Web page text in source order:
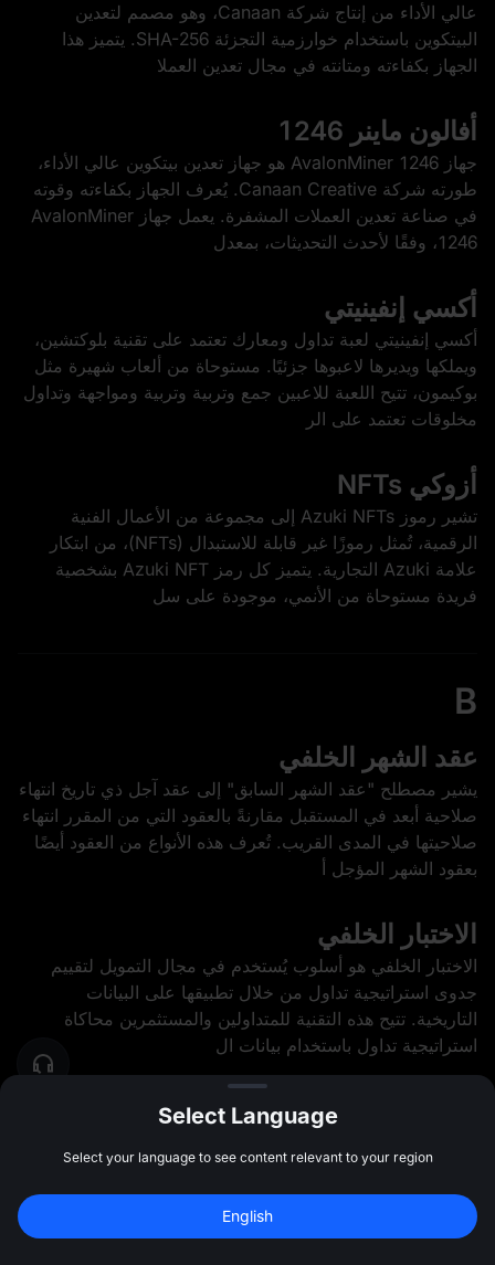
عالي الأداء من إنتاج شركة Canaan، وهو مصمم لتعدين
البيتكوين باستخدام خوارزمية التجزئة SHA-256. يتميز هذا
الجهاز بكفاءته ومتانته في مجال تعدين العملا
أفالون ماينر 1246
جهاز AvalonMiner 1246 هو جهاز تعدين بيتكوين عالي الأداء،
طورته شركة Canaan Creative. يُعرف الجهاز بكفاءته وقوته
في صناعة تعدين العملات المشفرة. يعمل جهاز AvalonMiner
1246، وفقًا لأحدث التحديثات، بمعدل
أكسي إنفينيتي
أكسي إنفينيتي لعبة تداول ومعارك تعتمد على تقنية بلوكتشين،
ويملكها ويديرها لاعبوها جزئيًا. مستوحاة من ألعاب شهيرة مثل
بوكيمون، تتيح اللعبة للاعبين جمع وتربية وتربية ومواجهة وتداول
مخلوقات تعتمد على الر
أزوكي NFTs
تشير رموز Azuki NFTs إلى مجموعة من الأعمال الفنية
الرقمية، تُمثل رموزًا غير قابلة للاستبدال (NFTs)، من ابتكار
علامة Azuki التجارية. يتميز كل رمز Azuki NFT بشخصية
فريدة مستوحاة من الأنمي، موجودة على سل
B
عقد الشهر الخلفي
يشير مصطلح "عقد الشهر السابق" إلى عقد آجل ذي تاريخ انتهاء
صلاحية أبعد في المستقبل مقارنةً بالعقود التي من المقرر انتهاء
صلاحيتها في المدى القريب. تُعرف هذه الأنواع من العقود أيضًا
بعقود الشهر المؤجل أ
الاختبار الخلفي
الاختبار الخلفي هو أسلوب يُستخدم في مجال التمويل لتقييم
جدوى استراتيجية تداول من خلال تطبيقها على البيانات
التاريخية. تتيح هذه التقنية للمتداولين والمستثمرين محاكاة
استراتيجية تداول باستخدام بيانات ال
عبارة النسخ الاحتياطي
العبارة الأساسية، هي سلسلة من الكلمات تُولّدها محفظة
عملات رقمية تُتيح للمستخدمين الوصول إلى أصول سلسلة
الكتل المرتبطة بتلك المحفظة. تُعد
سجل للحصول على بونص بقيمة
اشتراك
Select Language
Select your language to see content relevant to your region
English